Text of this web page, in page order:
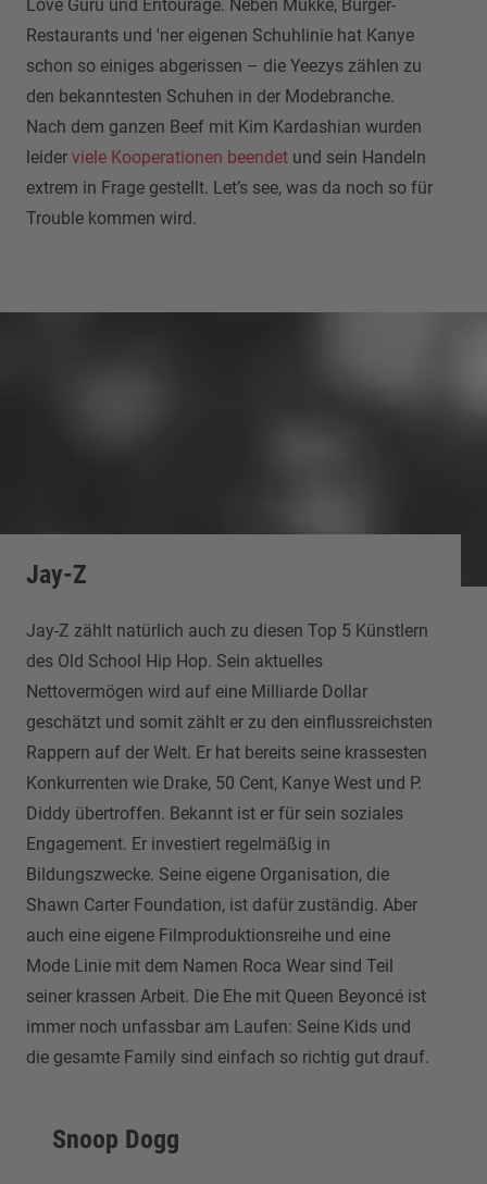
Love Guru und Entourage. Neben Mukke, Burger-
Restaurants und 'ner eigenen Schuhlinie hat Kanye
schon so einiges abgerissen – die Yeezys zählen zu
den bekanntesten Schuhen in der Modebranche.
Nach dem ganzen Beef mit Kim Kardashian wurden
leider viele Kooperationen beendet und sein Handeln
extrem in Frage gestellt. Let’s see, was da noch so für
Trouble kommen wird.
Jay-Z
Jay-Z zählt natürlich auch zu diesen Top 5 Künstlern
des Old School Hip Hop. Sein aktuelles
Nettovermögen wird auf eine Milliarde Dollar
geschätzt und somit zählt er zu den einflussreichsten
Rappern auf der Welt. Er hat bereits seine krassesten
Konkurrenten wie Drake, 50 Cent, Kanye West und P.
Diddy übertroffen. Bekannt ist er für sein soziales
Engagement. Er investiert regelmäßig in
Bildungszwecke. Seine eigene Organisation, die
Shawn Carter Foundation, ist dafür zuständig. Aber
auch eine eigene Filmproduktionsreihe und eine
Mode Linie mit dem Namen Roca Wear sind Teil
seiner krassen Arbeit. Die Ehe mit Queen Beyoncé ist
immer noch unfassbar am Laufen: Seine Kids und
die gesamte Family sind einfach so richtig gut drauf.
Snoop Dogg